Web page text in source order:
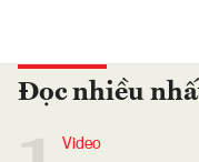
Đọc nhiều
Video